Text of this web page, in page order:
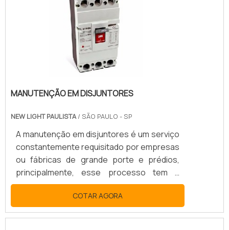
tanto a novos empreendimentos quanto a
unidades e sistemas existentes em
processo de expansão, modernização ou
MANUTENÇÃO EM DISJUNTORES
NEW LIGHT PAULISTA/ SÃO PAULO - SP
A manutenção em disjuntores é um serviço
constantemente requisitado por empresas
ou fábricas de grande porte e prédios,
principalmente, esse processo tem a
finalidade de realizar reparos nas
instalações ou até mesmo evitá-los. SAIBA
MAIS DETALHES SOBRE OS TIPOS DE
COTAR AGORA